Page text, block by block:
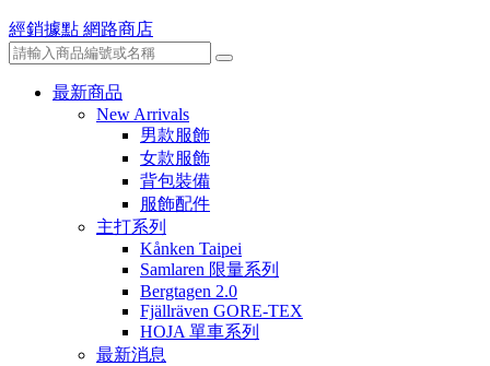
經銷據點 網路商店
最新商品
New Arrivals
男款服飾
女款服飾
背包裝備
服飾配件
主打系列
Kånken Taipei
Samlaren 限量系列
Bergtagen 2.0
Fjällräven GORE-TEX
HOJA 單車系列
最新消息